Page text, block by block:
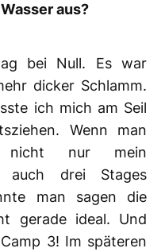
aus?
bei Null. Es war
dicker Schlamm.
ich mich am Seil
Wenn man
nicht nur mein
auch drei Stages
man sagen die
gerade ideal. Und
3! Im späteren